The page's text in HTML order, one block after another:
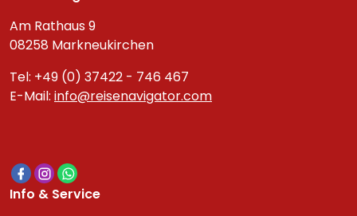
Am Rathaus 9
08258 Markneukirchen
Tel: +49 (0) 37422 - 746 467
E-Mail: info@reisenavigator.com
Info & Service